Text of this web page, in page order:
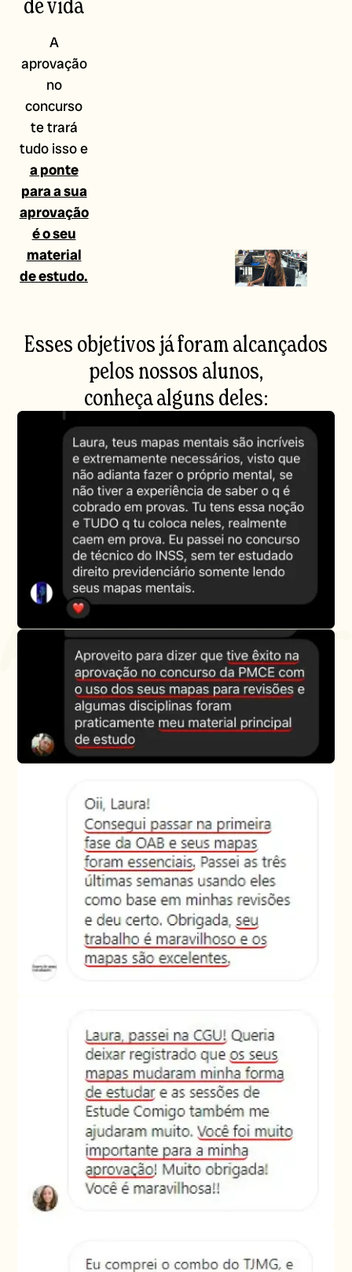
de vida
A
aprovação
no
concurso
te trará
tudo isso e
a ponte
para a sua
aprovação
é o seu
material
de estudo.
Esses objetivos já foram alcançados
pelos nossos alunos,
conheça alguns deles: